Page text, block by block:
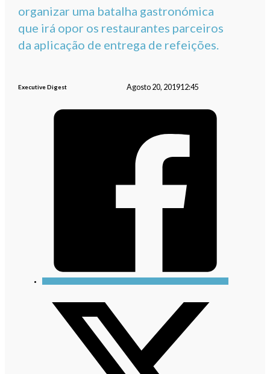
organizar uma batalha gastronómica
que irá opor os restaurantes parceiros
da aplicação de entrega de refeições.
Executive Digest Agosto 20, 201912:45